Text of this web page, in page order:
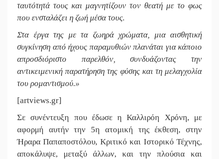
ταυτότητά τους και μαγνητίζουν τον θεατή με το φως
που ενσταλάζει η ζωή μέσα τους.
Στα έργα της με τα ζωηρά χρώματα, μια αισθητική
συγκίνηση από ήχους παραμυθιών πλανάται για κάποιο
απροσδιόριστο παρελθόν, συνδυάζοντας την
αντικειμενική παρατήρηση της φύσης και τη μελαγχολία
του ρομαντισμού.»
[artviews.gr]
Σε συνέντευξη που έδωσε η Καλλιρόη Χρόνη, με
αφορμή αυτήν την 5η ατομική της έκθεση, στην
Ήραρα Παπαποστόλου, Κριτικό και Ιστορικό Τέχνης,
αποκάλυψε, μεταξύ άλλων, και την πλούσια και